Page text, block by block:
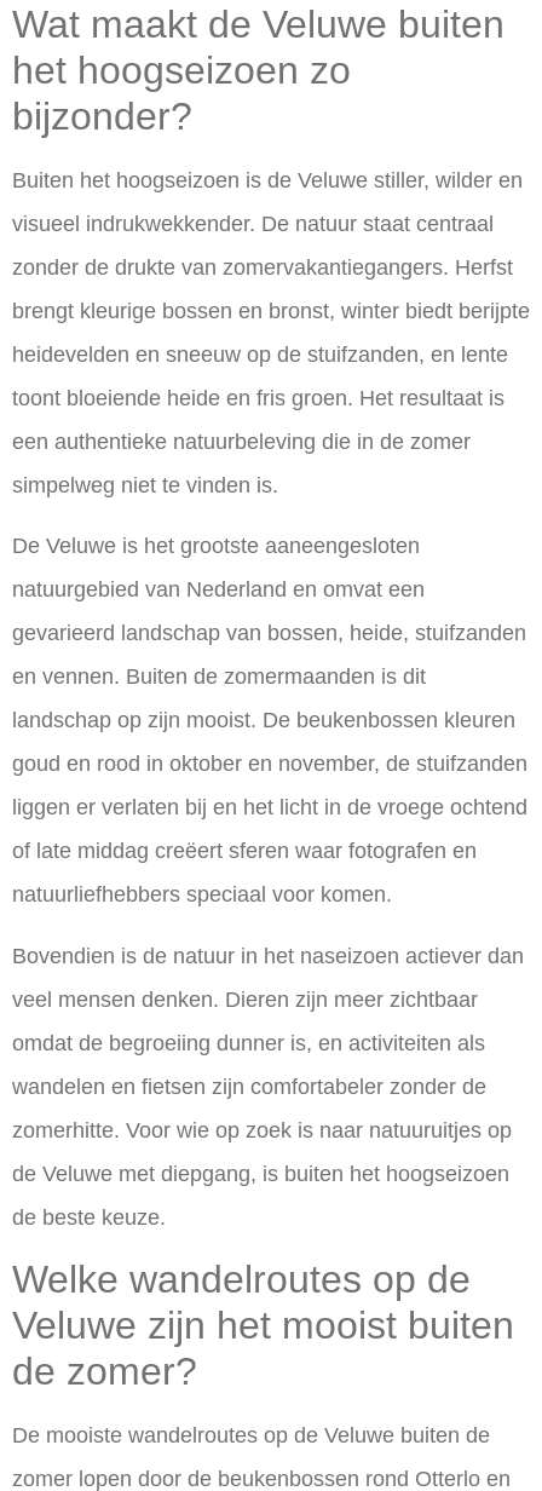
Wat maakt de Veluwe buiten
het hoogseizoen zo
bijzonder?
Buiten het hoogseizoen is de Veluwe stiller, wilder en
visueel indrukwekkender. De natuur staat centraal
zonder de drukte van zomervakantiegangers. Herfst
brengt kleurige bossen en bronst, winter biedt berijpte
heidevelden en sneeuw op de stuifzanden, en lente
toont bloeiende heide en fris groen. Het resultaat is
een authentieke natuurbeleving die in de zomer
simpelweg niet te vinden is.
De Veluwe is het grootste aaneengesloten
natuurgebied van Nederland en omvat een
gevarieerd landschap van bossen, heide, stuifzanden
en vennen. Buiten de zomermaanden is dit
landschap op zijn mooist. De beukenbossen kleuren
goud en rood in oktober en november, de stuifzanden
liggen er verlaten bij en het licht in de vroege ochtend
of late middag creëert sferen waar fotografen en
natuurliefhebbers speciaal voor komen.
Bovendien is de natuur in het naseizoen actiever dan
veel mensen denken. Dieren zijn meer zichtbaar
omdat de begroeiing dunner is, en activiteiten als
wandelen en fietsen zijn comfortabeler zonder de
zomerhitte. Voor wie op zoek is naar natuuruitjes op
de Veluwe met diepgang, is buiten het hoogseizoen
de beste keuze.
Welke wandelroutes op de
Veluwe zijn het mooist buiten
de zomer?
De mooiste wandelroutes op de Veluwe buiten de
zomer lopen door de beukenbossen rond Otterlo en